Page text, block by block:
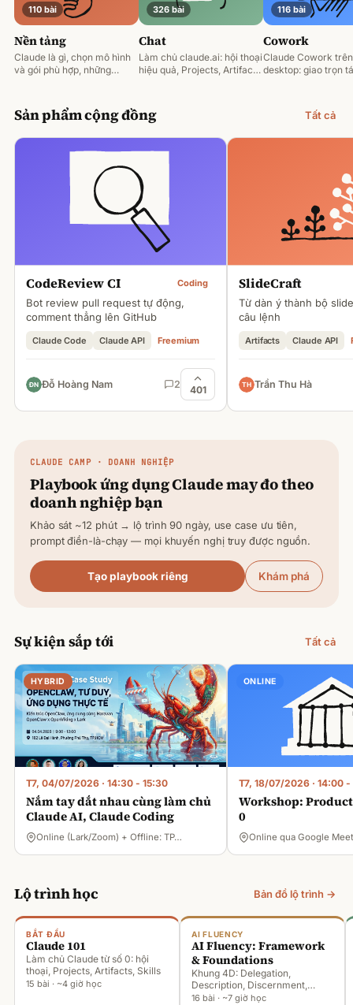
110 bài
Nền tảng
Claude là gì, chọn mô hình
và gói phù hợp, những
326 bài
Chat
Làm chủ claude.ai: hội thoại
hiệu quả, Projects, Artifacts
116 bài
Cowork
Claude Cowork trên
desktop: giao trọn
Sản phẩm cộng đồng Tất cả
CodeReview CI Coding
Bot review pull request tự động,
comment thẳng lên GitHub
Claude Code Claude API Freemium
Đỗ Hoàng Nam 2 401
SlideCraft
Từ dàn ý thành bộ
câu lệnh
Artifacts Claude API
Trần Thu Hà
CLAUDE CAMP · DOANH NGHIỆP
Playbook ứng dụngClaudemay đo theo
doanh nghiệp bạn
Khảo sát ~12 phút → lộ trình 90 ngày, use case ưu tiên,
prompt điền-là-chạy — mọi khuyến nghị truy được nguồn.
Tạo playbook riêng Khám phá
Sự kiện sắp tới Tất cả
HYBRID
T7, 04/07/2026 · 14:30 - 15:30
Nắm tay dắt nhau cùng làm chủ
Claude AI, Claude Coding
Online (Lark/Zoom) + Offline: TP…
ONLINE
T7, 18/07/2026 · 14:00 -
Workshop:
0
Online qua Google Meet
Lộ trình học Bản đồ lộ trình →
BẮT ĐẦU
Claude 101
Làm chủ Claude từ số 0: hội
thoại, Projects, Artifacts, Skills
15 bài · ~4 giờ học
AI FLUENCY
AI Fluency: Framework
& Foundations
Khung 4D: Delegation,
Description, Discernment,
Diligence
16 bài · ~7 giờ học